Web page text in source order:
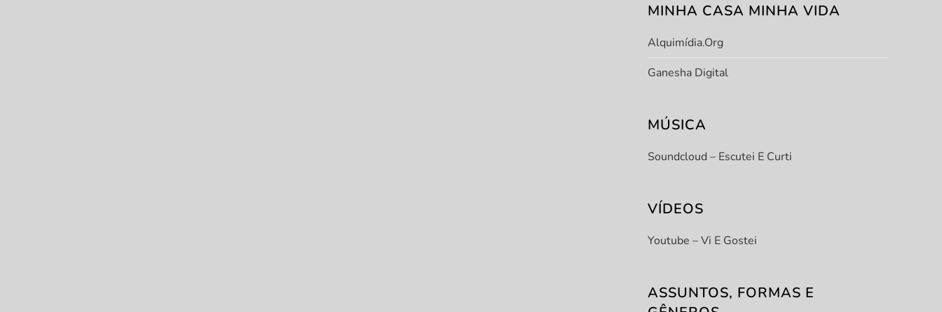
MINHA CASA MINHA VIDA
Alquimídia.org
Ganesha Digital
MÚSICA
Soundcloud – Escutei E Curti
VÍDEOS
Youtube – Vi E Gostei
ASSUNTOS, FORMAS E